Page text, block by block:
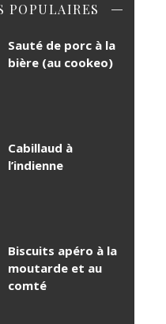
POPULAIRES
Sauté de porc à la
bière (au cookeo)
Cabillaud à
l’indienne
Biscuits apéro à la
moutarde et au
comté